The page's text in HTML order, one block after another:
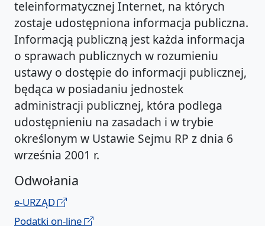
teleinformatycznej Internet, na których
zostaje udostępniona informacja publiczna.
Informacją publiczną jest każda informacja
o sprawach publicznych w rozumieniu
ustawy o dostępie do informacji publicznej,
będąca w posiadaniu jednostek
administracji publicznej, która podlega
udostępnieniu na zasadach i w trybie
określonym w Ustawie Sejmu RP z dnia 6
września 2001 r.
Odwołania
e-URZĄD
Podatki on-line